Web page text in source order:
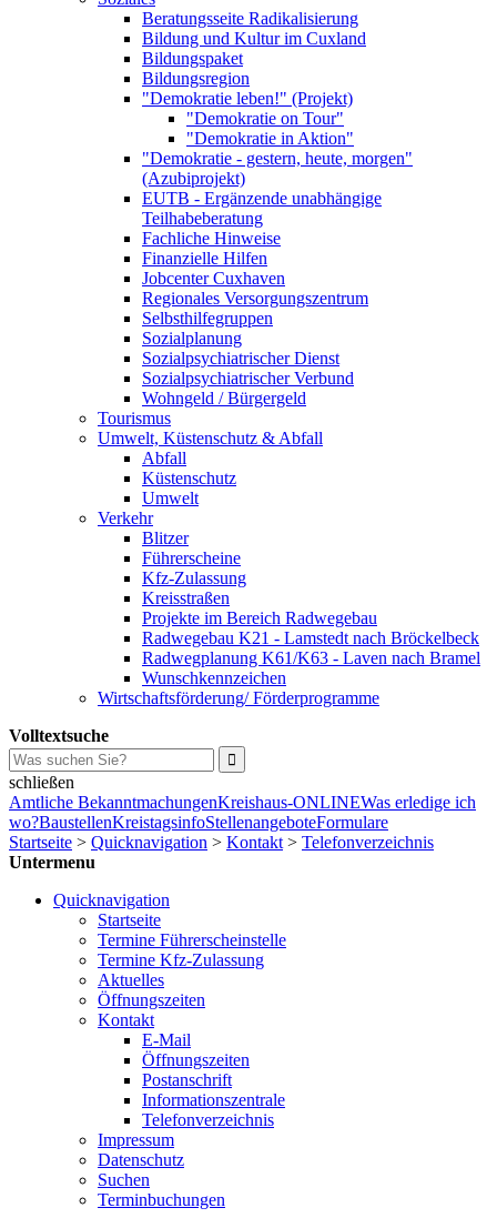
Beratungsseite Radikalisierung
Bildung und Kultur im Cuxland
Bildungspaket
Bildungsregion
"Demokratie leben!" (Projekt)
"Demokratie on Tour"
"Demokratie in Aktion"
"Demokratie - gestern, heute, morgen"
(Azubiprojekt)
EUTB - Ergänzende unabhängige
Teilhabeberatung
Fachliche Hinweise
Finanzielle Hilfen
Jobcenter Cuxhaven
Regionales Versorgungszentrum
Selbsthilfegruppen
Sozialplanung
Sozialpsychiatrischer Dienst
Sozialpsychiatrischer Verbund
Wohngeld / Bürgergeld
Tourismus
Umwelt, Küstenschutz & Abfall
Abfall
Küstenschutz
Umwelt
Verkehr
Blitzer
Führerscheine
Kfz-Zulassung
Kreisstraßen
Projekte im Bereich Radwegebau
Radwegebau K21 - Lamstedt nach Bröckelbeck
Radwegplanung K61/K63 - Laven nach Bramel
Wunschkennzeichen
Wirtschaftsförderung/ Förderprogramme
Volltextsuche
schließen
Amtliche BekanntmachungenKreishaus-ONLINEWas erledige ich
wo?BaustellenKreistagsinfoStellenangeboteFormulare
Startseite > Quicknavigation > Kontakt > Telefonverzeichnis
Untermenu
Quicknavigation
Startseite
Termine Führerscheinstelle
Termine Kfz-Zulassung
Aktuelles
Öffnungszeiten
Kontakt
E-Mail
Öffnungszeiten
Postanschrift
Informationszentrale
Telefonverzeichnis
Impressum
Datenschutz
Suchen
Terminbuchungen